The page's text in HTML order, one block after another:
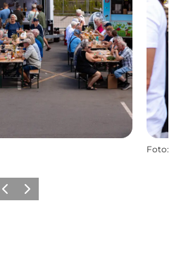
Foto:
ForrigeNæste